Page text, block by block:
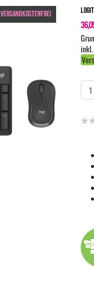
VERSANDKOSTENFREI